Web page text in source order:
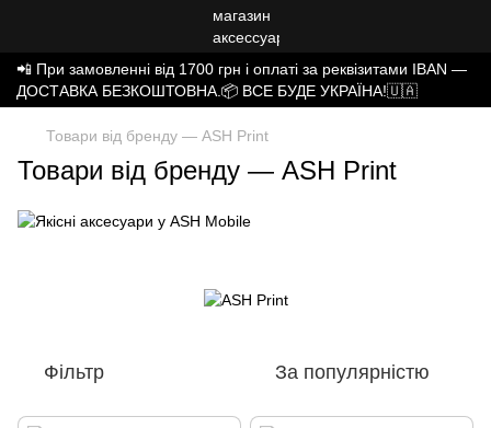
📲 При замовленні від 1700 грн і оплаті за реквізитами IBAN —
ДОСТАВКА БЕЗКОШТОВНА.📦 ВСЕ БУДЕ УКРАЇНА!🇺🇦
Товари від бренду — ASH Print
Товари від бренду — ASH Print
Фільтр За популярністю